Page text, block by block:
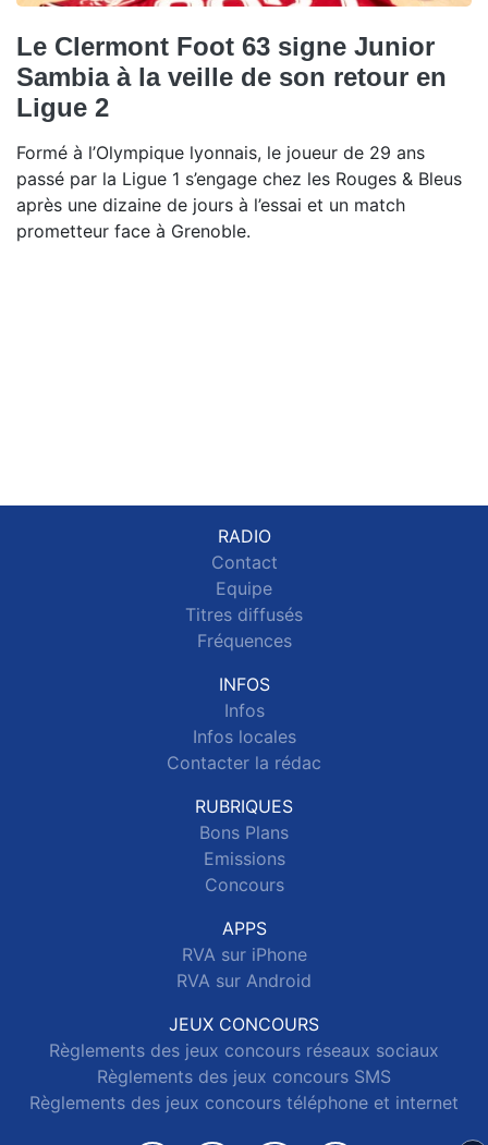
Le Clermont Foot 63 signe Junior
Sambia à la veille de son retour en
Ligue 2
Formé à l’Olympique lyonnais, le joueur de 29 ans
passé par la Ligue 1 s’engage chez les Rouges & Bleus
après une dizaine de jours à l’essai et un match
prometteur face à Grenoble.
RADIO
Contact
Equipe
Titres diffusés
Fréquences
INFOS
Infos
Infos locales
Contacter la rédac
RUBRIQUES
Bons Plans
Emissions
Concours
APPS
RVA sur iPhone
RVA sur Android
JEUX CONCOURS
Règlements des jeux concours réseaux sociaux
Règlements des jeux concours SMS
Règlements des jeux concours téléphone et internet